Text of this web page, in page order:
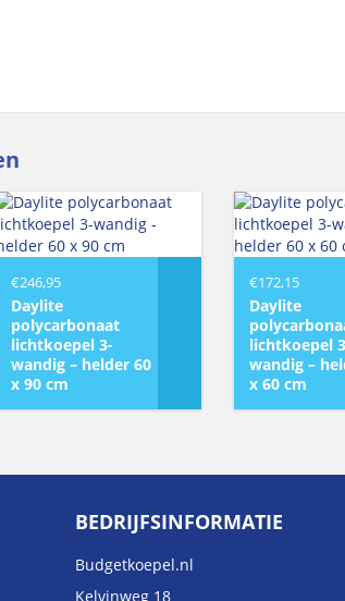
€246,95
Daylite
polycarbonaat
lichtkoepel 3-
wandig – helder 60
x 90 cm
€172,15
Daylite
lichtkoepel
wandig –
x 60 cm
BEDRIJFSINFORMATIE
Budgetkoepel.nl
Kelvinweg 18